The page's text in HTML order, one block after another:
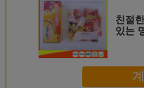
친절
있는